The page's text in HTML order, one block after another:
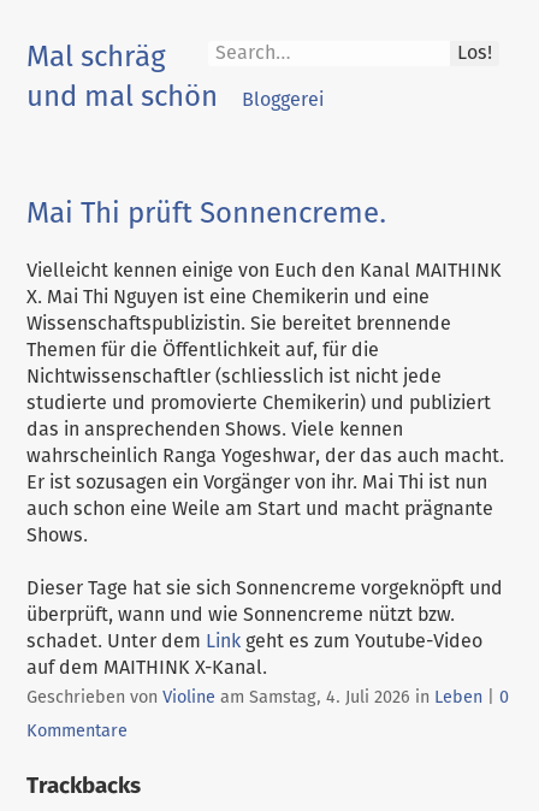
content
Los!
Mal schräg
und mal schön
Bloggerei
Mai Thi prüft Sonnencreme.
Vielleicht kennen einige von Euch den Kanal MAITHINK
X. Mai Thi Nguyen ist eine Chemikerin und eine
Wissenschaftspublizistin. Sie bereitet brennende
Themen für die Öffentlichkeit auf, für die
Nichtwissenschaftler (schliesslich ist nicht jede
studierte und promovierte Chemikerin) und publiziert
das in ansprechenden Shows. Viele kennen
wahrscheinlich Ranga Yogeshwar, der das auch macht.
Er ist sozusagen ein Vorgänger von ihr. Mai Thi ist nun
auch schon eine Weile am Start und macht prägnante
Shows.
Dieser Tage hat sie sich Sonnencreme vorgeknöpft und
überprüft, wann und wie Sonnencreme nützt bzw.
schadet. Unter dem Link geht es zum Youtube-Video
auf dem MAITHINK X-Kanal.
Geschrieben vonVioline amSamstag, 4. Juli 2026 in Kategorien:
Leben |0
Kommentare
Trackbacks